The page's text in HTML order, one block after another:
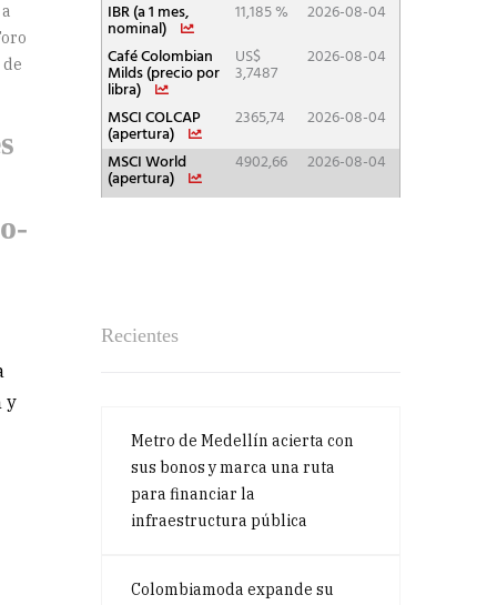
y
Recientes
Metro de Medellín acierta con
sus bonos y marca una ruta
para financiar la
infraestructura pública
Colombiamoda expande su